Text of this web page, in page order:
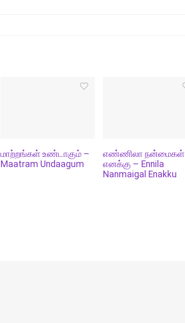
மாற்றங்கள் உண்டாகும் –
Maatram Undaagum
எண்ணிலா நன்மைகள்
எனக்கு – Ennila
Nanmaigal Enakku